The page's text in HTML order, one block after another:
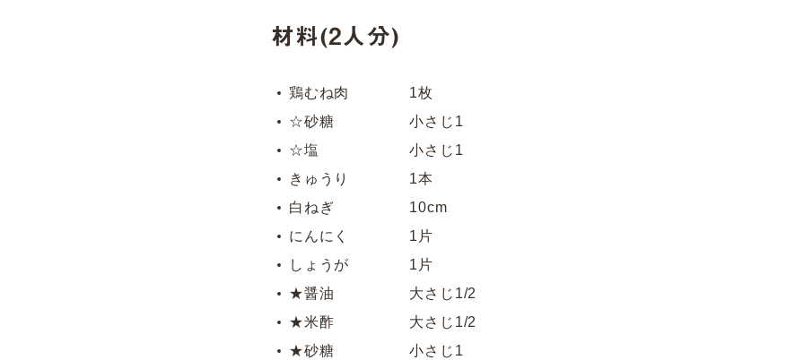
材料(2人分)
鶏むね肉 1枚
☆砂糖 小さじ1
☆塩 小さじ1
きゅうり 1本
白ねぎ 10cm
にんにく 1片
しょうが 1片
★醤油 大さじ1/2
★米酢 大さじ1/2
★砂糖 小さじ1